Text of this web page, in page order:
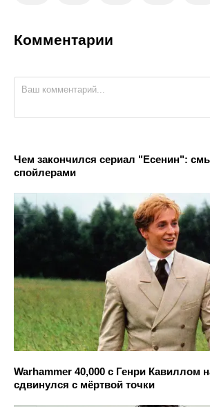
Комментарии
Чем закончился сериал "Есенин":
спойлерами
Warhammer 40,000 с Генри Кавиллом
сдвинулся с мёртвой точки